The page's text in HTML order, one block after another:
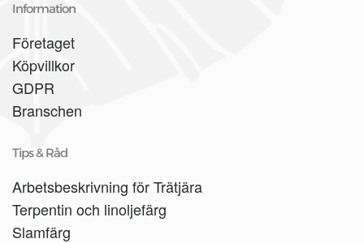
Information
Företaget
Köpvillkor
GDPR
Branschen
Tips & Råd
Arbetsbeskrivning för Trätjära
Terpentin och linoljefärg
Slamfärg